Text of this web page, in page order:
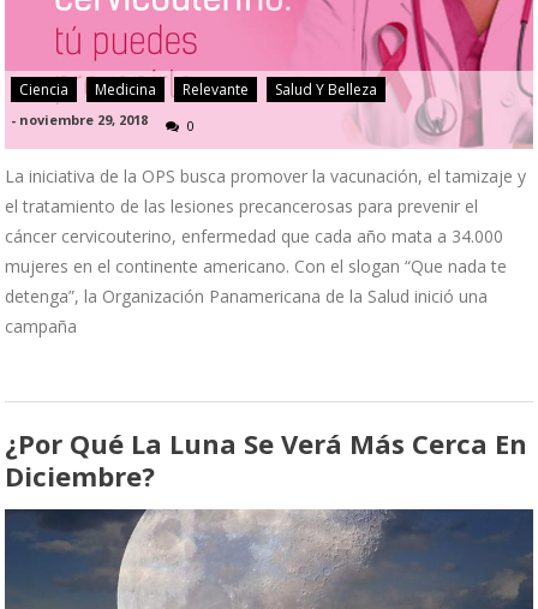
Ciencia Medicina Relevante Salud Y Belleza
- noviembre 29, 2018 0
La iniciativa de la OPS busca promover la vacunación, el tamizaje y
el tratamiento de las lesiones precancerosas para prevenir el
cáncer cervicouterino, enfermedad que cada año mata a 34.000
mujeres en el continente americano. Con el slogan “Que nada te
detenga”, la Organización Panamericana de la Salud inició una
campaña
¿Por Qué La Luna Se Verá Más Cerca En
Diciembre?